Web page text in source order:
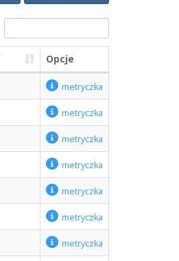
Opcje
metryczka
metryczka
metryczka
metryczka
metryczka
metryczka
metryczka